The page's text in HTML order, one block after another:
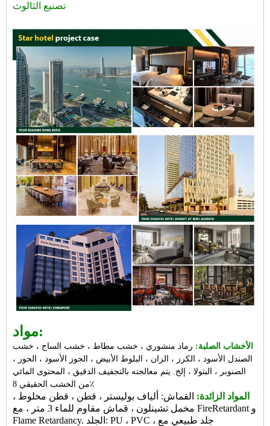
تصنيع الثالوث
مواد:
الأخشاب الصلبة: رماد منشوري ، خشب مطاط ، خشب الساج ، خشب
الصندل الأسود ، الكرز ، الزان ، البلوط الأبيض ، الجوز الأسود ، الحور ،
الصنوبر ، البتولا ، إلخ. يتم معالجته بالتجفيف الدقيق ، المحتوى المائي
من الخشب الحقيقي 8٪
المواد الزائدة: القماش: ألياف بوليستر ، قطن ، قطن مخلوط ،
مخمل تشينلون ، قماش مقاوم للماء 3 متر ، مع FireRetardant و
Flame Retardancy. الجلد: PU ، PVC ، جلد طبيعي مع